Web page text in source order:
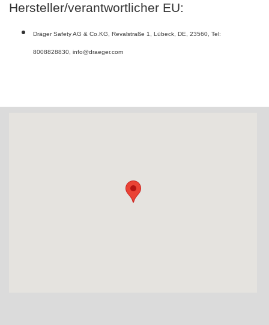
Hersteller/verantwortlicher EU:
Dräger Safety AG & Co.KG Revalstraße 1 Lübeck DE 23560 Tel:
8008828830 info@draeger.com